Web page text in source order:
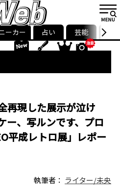
smart最新号
記事一覧ランキング
ストリ
ーカー 占い 芸能 グル
再現した展示が泣け
、写ルンです、プロ
平成レトロ展」レポー
執筆者： ライター/未央